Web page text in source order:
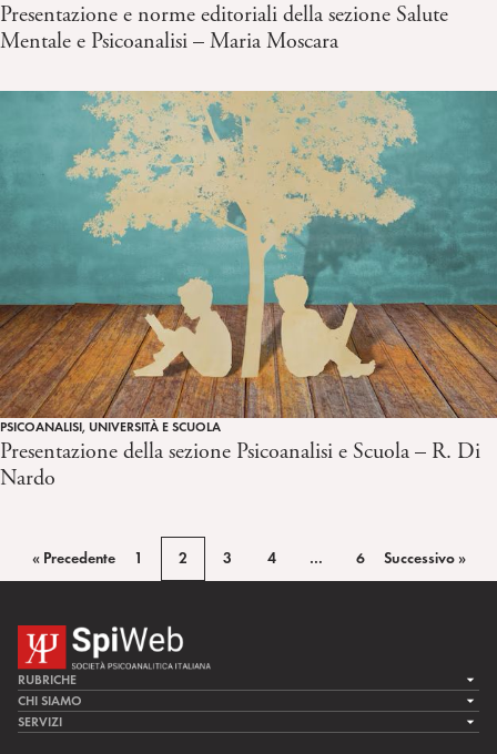
Presentazione e norme editoriali della sezione Salute
Mentale e Psicoanalisi – Maria Moscara
PSICOANALISI, UNIVERSITÀ E SCUOLA
Presentazione della sezione Psicoanalisi e Scuola – R. Di
Nardo
« Precedente 1 2 3 4 … 6 Successivo »
RUBRICHE
LA CURA
LA RICERCA
CHI SIAMO
LA SPI
SERVIZI